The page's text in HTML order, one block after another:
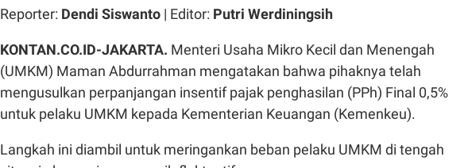
Reporter: Dendi Siswanto | Editor: Putri Werdiningsih
KONTAN.CO.ID-JAKARTA. Menteri Usaha Mikro Kecil dan Menengah
(UMKM) Maman Abdurrahman mengatakan bahwa pihaknya telah
mengusulkan perpanjangan insentif pajak penghasilan (PPh) Final 0,5%
untuk pelaku UMKM kepada Kementerian Keuangan (Kemenkeu).
Langkah ini diambil untuk meringankan beban pelaku UMKM di tengah